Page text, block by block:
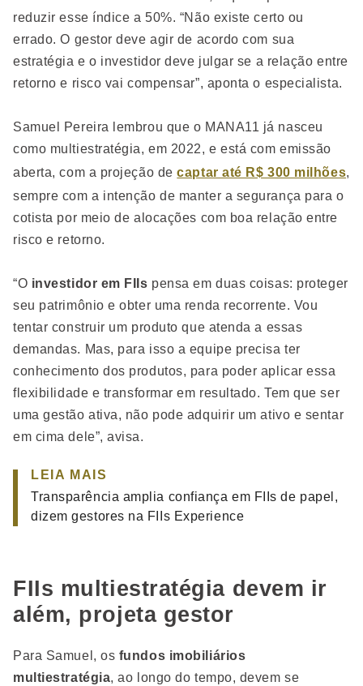
reduzir esse índice a 50%. “Não existe certo ou
errado. O gestor deve agir de acordo com sua
estratégia e o investidor deve julgar se a relação entre
retorno e risco vai compensar”, aponta o especialista.
Samuel Pereira lembrou que o MANA11 já nasceu
como multiestratégia, em 2022, e está com emissão
aberta, com a projeção decaptar até R$ 300 milhões,
sempre com a intenção de manter a segurança para o
cotista por meio de alocações com boa relação entre
risco e retorno.
“O investidor em FIIs pensa em duas coisas: proteger
seu patrimônio e obter uma renda recorrente. Vou
tentar construir um produto que atenda a essas
demandas. Mas, para isso a equipe precisa ter
conhecimento dos produtos, para poder aplicar essa
flexibilidade e transformar em resultado. Tem que ser
uma gestão ativa, não pode adquirir um ativo e sentar
em cima dele”, avisa.
LEIA MAIS
Transparência amplia confiança em FIIs de papel,
dizem gestores na FIIs Experience
FIIs multiestratégia devem ir
além, projeta gestor
Para Samuel, os fundos imobiliários
multiestratégia, ao longo do tempo, devem se